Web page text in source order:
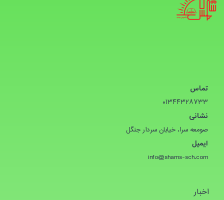
تماس
۰۱۳۴۴۳۲۸۷۳۳
نشانی
صومعه سرا، خیابان سردار جنگل
ایمیل
info@shams-sch.com
اخبار